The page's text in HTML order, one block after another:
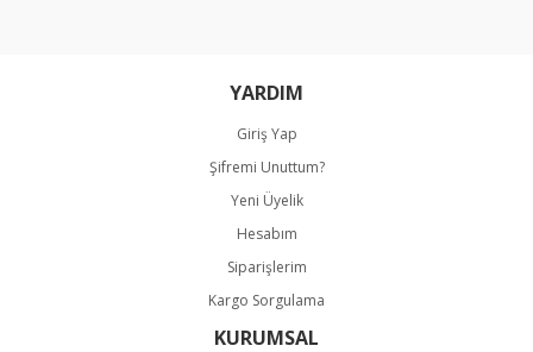
Gönder
YARDIM
Giriş Yap
Şifremi Unuttum?
Yeni Üyelik
Hesabım
Siparişlerim
Kargo Sorgulama
KURUMSAL